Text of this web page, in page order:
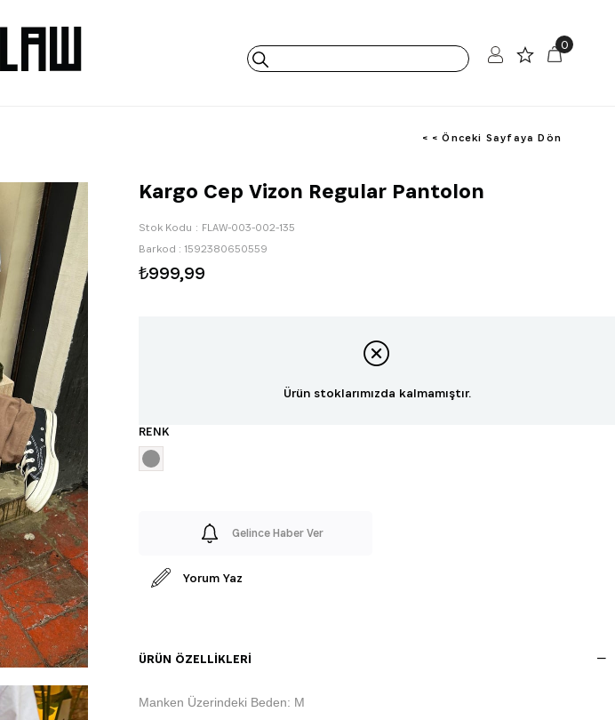
0
< < Önceki Sayfaya Dön
Kargo Cep Vizon Regular Pantolon
Stok Kodu
FLAW-003-002-135
Barkod : 1592380650559
₺999,99
Ürün stoklarımızda kalmamıştır.
RENK
Gelince Haber Ver
Yorum Yaz
ÜRÜN ÖZELLIKLERI
Manken Üzerindeki Beden: M